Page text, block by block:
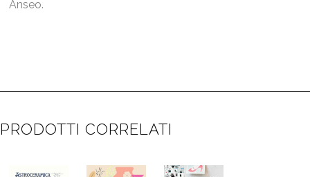
Anseo.
PRODOTTI CORRELATI